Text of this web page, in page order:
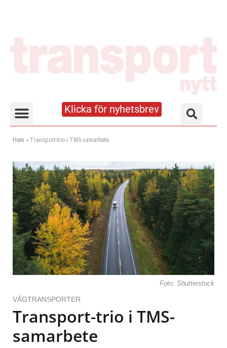
Klicka för nyhetsbrev
Hem » Transport-trio i TMS-samarbete
Foto: Shutterstock
VÄGTRANSPORTER
Transport-trio i TMS-
samarbete